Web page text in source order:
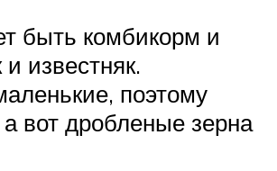
быть комбикорм и
известняк.
поэтому
вот дробленые зерна